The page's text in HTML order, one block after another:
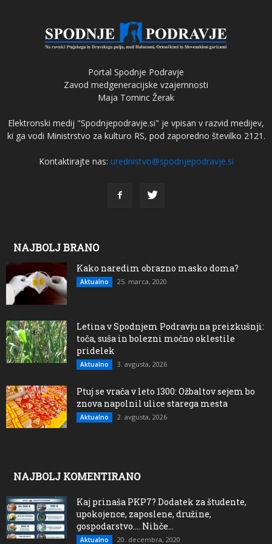
Portal Spodnje Podravje
Zavod medgeneracijske vzajemnosti
Maja Tominc Žerak
Elektronski medij "Spodnjepodravje.si" je vpisan v razvid medijev,
ki ga vodi Ministrstvo za kulturo RS, pod zaporedno številko 2121.
Kontaktirajte nas: urednistvo@spodnjepodravje.si
NAJBOLJ BRANO
Kako naredim obrazno masko doma?
Aktualno 25. marca, 2020
Letina v Spodnjem Podravju na preizkušnji:
toča, suša in bolezni močno oklestile
pridelek
Aktualno 3. avgusta, 2026
Ptuj se vrača v leto 1300: Ožbaltov sejem bo
znova napolnil ulice starega mesta
Aktualno 2. avgusta, 2026
NAJBOLJ KOMENTIRANO
Kaj prinaša PKP7? Dodatek za študente,
upokojence, zaposlene, družine,
gospodarstvo…. Nihče...
Aktualno 20. decembra, 2020